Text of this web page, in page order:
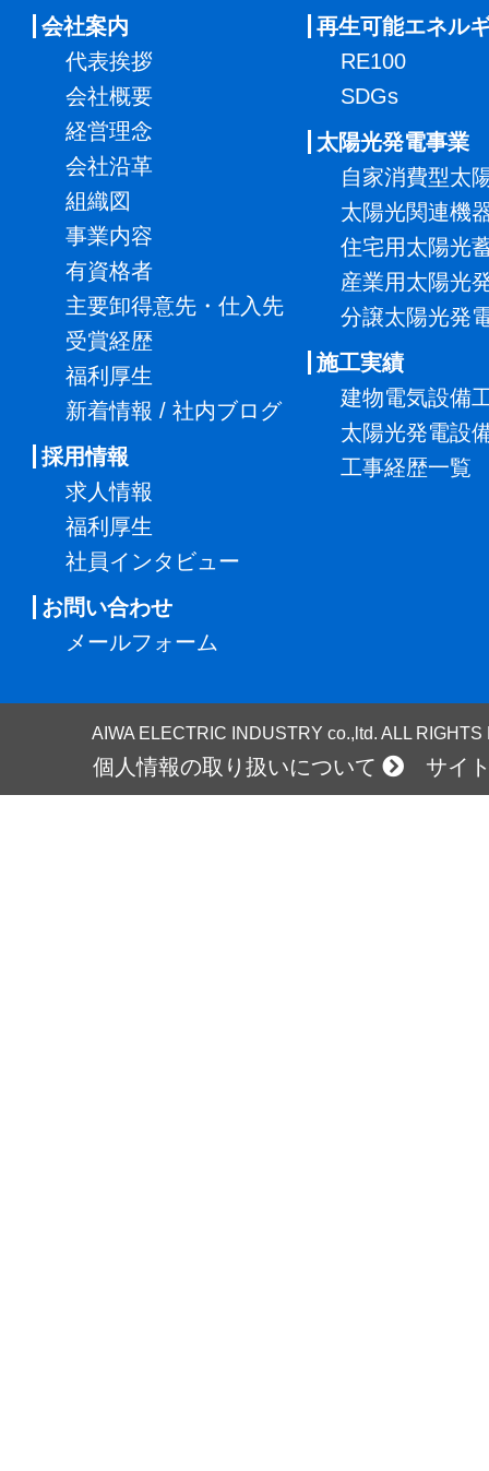
会社案内
代表挨拶
会社概要
経営理念
会社沿革
組織図
事業内容
有資格者
主要卸得意先・仕入先
受賞経歴
福利厚生
新着情報 / 社内ブログ
採用情報
求人情報
福利厚生
社員インタビュー
お問い合わせ
メールフォーム
再生可能エネル
RE100
SDGs
太陽光発電事業
自家消費型太
太陽光関連機
住宅用太陽光
産業用太陽光
分譲太陽光発
施工実績
建物電気設備
太陽光発電設
工事経歴一覧
AIWA ELECTRIC INDUSTRY co.,ltd. ALL
個人情報の取り扱いについて サイ